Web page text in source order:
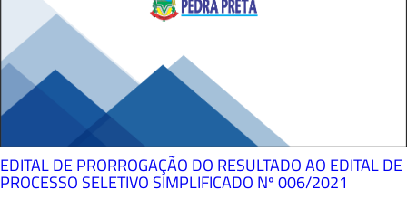
EDITAL DE PRORROGAÇÃO DO RESULTADO AO EDITAL DE
PROCESSO SELETIVO SIMPLIFICADO Nº 006/2021